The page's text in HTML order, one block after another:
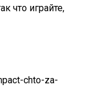
что играйте,
chto-za-